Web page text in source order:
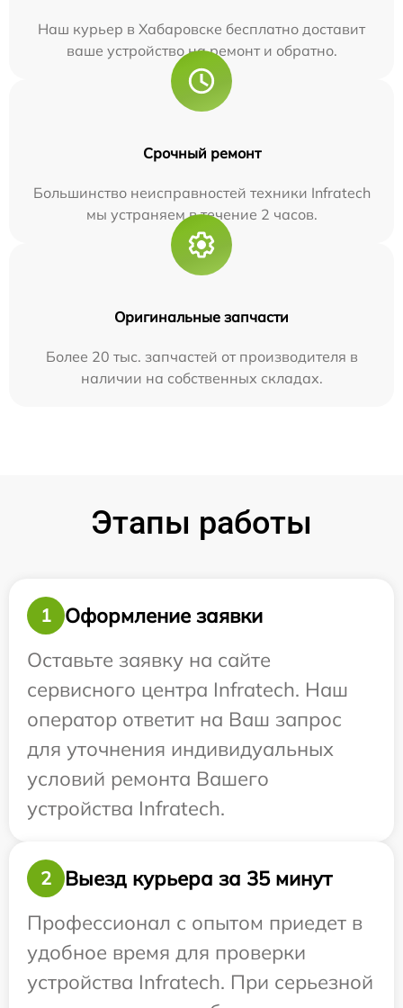
Наш курьер в Хабаровске бесплатно доставит
ваше устройство на ремонт и обратно.
Срочный ремонт
Большинство неисправностей техники Infratech
мы устраняем в течение 2 часов.
Оригинальные запчасти
Более 20 тыс. запчастей от производителя в
наличии на собственных складах.
Этапы работы
1
Оформление заявки
Оставьте заявку на сайте
сервисного центра Infratech. Наш
оператор ответит на Ваш запрос
для уточнения индивидуальных
условий ремонта Вашего
устройства Infratech.
2
Выезд курьера за 35 минут
Профессионал с опытом приедет в
удобное время для проверки
устройства Infratech. При серьезной